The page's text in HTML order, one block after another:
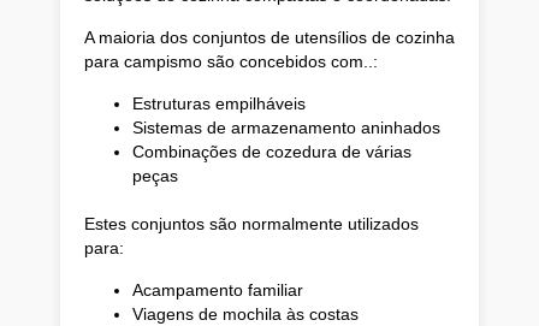
A maioria dos conjuntos de utensílios de cozinha
para campismo são concebidos com..:
Estruturas empilháveis
Sistemas de armazenamento aninhados
Combinações de cozedura de várias
peças
Estes conjuntos são normalmente utilizados
para:
Acampamento familiar
Viagens de mochila às costas